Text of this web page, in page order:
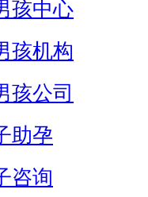
孩中心
孩机构
孩公司
助孕
咨询